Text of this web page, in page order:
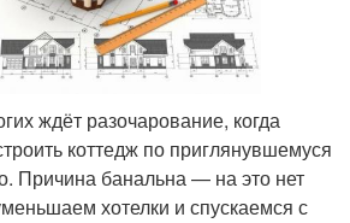
ждёт разочарование, когда
коттедж по приглянувшемуся
Причина банальна — на это нет
хотелки и спускаемся с